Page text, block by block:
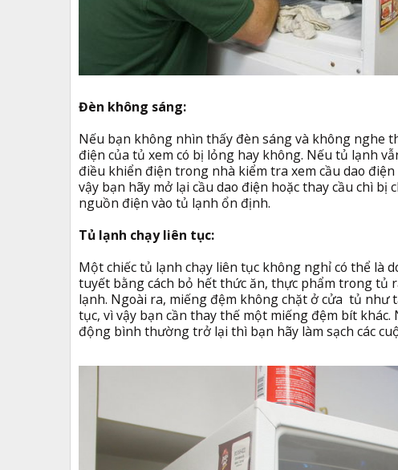
Đèn không sáng:
Nếu bạn không nhìn thấy đèn sáng và không nghe
điện của tủ xem có bị lỏng hay không. Nếu tủ lạnh
điều khiển điện trong nhà kiểm tra xem cầu dao
vậy bạn hãy mở lại cầu dao điện hoặc thay cầu chì
nguồn điện vào tủ lạnh ổn định.
Tủ lạnh chạy liên tục:
Một chiếc tủ lạnh chạy liên tục không nghỉ có thể là
tuyết bằng cách bỏ hết thức ăn, thực phẩm trong tủ
lạnh. Ngoài ra, miếng đệm không chặt ở cửa tủ
tục, vì vậy bạn cần thay thế một miếng đệm bít
động bình thường trở lại thì bạn hãy làm sạch các